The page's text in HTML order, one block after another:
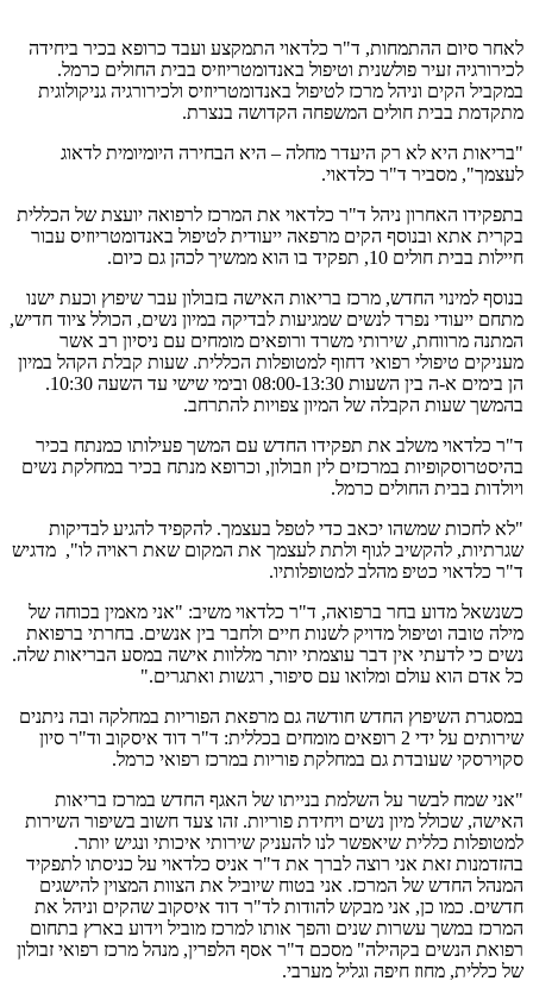
לאחר סיום ההתמחות, ד"ר כלדאוי התמקצע ועבד כרופא בכיר ביחידה
לכירורגיה זעיר פולשנית וטיפול באנדומטריוזיס בבית החולים כרמל.
במקביל הקים וניהל מרכז לטיפול באנדומטריוזיס ולכירורגיה גניקולוגית
מתקדמת בבית חולים המשפחה הקדושה בנצרת.
"בריאות היא לא רק היעדר מחלה – היא הבחירה היומיומית לדאוג
לעצמך", מסביר ד"ר כלדאוי.
בתפקידו האחרון ניהל ד"ר כלדאוי את המרכז לרפואה יועצת של הכללית
בקרית אתא ובנוסף הקים מרפאה ייעודית לטיפול באנדומטריוזיס עבור
חיילות בבית חולים 10, תפקיד בו הוא ממשיך לכהן גם כיום.
בנוסף למינוי החדש, מרכז בריאות האישה בזבולון עבר שיפוץ וכעת ישנו
מתחם ייעודי נפרד לנשים שמגיעות לבדיקה במיון נשים, הכולל ציוד חדיש,
המתנה מרווחת, שירותי משרד ורופאים מומחים עם ניסיון רב אשר
מעניקים טיפולי רפואי דחוף למטופלות הכללית. שעות קבלת הקהל במיון
הן בימים א-ה בין השעות 08:00-13:30 ובימי שישי עד השעה 10:30.
בהמשך שעות הקבלה של המיון צפויות להתרחב.
ד"ר כלדאוי משלב את תפקידו החדש עם המשך פעילותו כמנתח בכיר
בהיסטרוסקופיות במרכזים לין וזבולון, וכרופא מנתח בכיר במחלקת נשים
ויולדות בבית החולים כרמל.
"לא לחכות שמשהו יכאב כדי לטפל בעצמך. להקפיד להגיע לבדיקות
שגרתיות, להקשיב לגוף ולתת לעצמך את המקום שאת ראויה לו", מדגיש
ד"ר כלדאוי כטיפ מהלב למטופלותיו.
כשנשאל מדוע בחר ברפואה, ד"ר כלדאוי משיב: "אני מאמין בכוחה של
מילה טובה וטיפול מדויק לשנות חיים ולחבר בין אנשים. בחרתי ברפואת
נשים כי לדעתי אין דבר עוצמתי יותר מללוות אישה במסע הבריאות שלה.
כל אדם הוא עולם ומלואו עם סיפור, רגשות ואתגרים."
במסגרת השיפוץ החדש חודשה גם מרפאת הפוריות במחלקה ובה ניתנים
שירותים על ידי 2 רופאים מומחים בכללית: ד"ר דוד איסקוב וד"ר סיון
סקוירסקי שעובדת גם במחלקת פוריות במרכז רפואי כרמל.
"אני שמח לבשר על השלמת בנייתו של האגף החדש במרכז בריאות
האישה, שכולל מיון נשים ויחידת פוריות. זהו צעד חשוב בשיפור השירות
למטופלות כללית שיאפשר לנו להעניק שירותי איכותי ונגיש יותר.
בהזדמנות זאת אני רוצה לברך את ד"ר אניס כלדאוי על כניסתו לתפקיד
המנהל החדש של המרכז. אני בטוח שיוביל את הצוות המצוין להישגים
חדשים. כמו כן, אני מבקש להודות לד"ר דוד איסקוב שהקים וניהל את
המרכז במשך עשרות שנים והפך אותו למרכז מוביל וידוע בארץ בתחום
רפואת הנשים בקהילה" מסכם ד"ר אסף הלפרין, מנהל מרכז רפואי זבולון
של כללית, מחוז חיפה וגליל מערבי.